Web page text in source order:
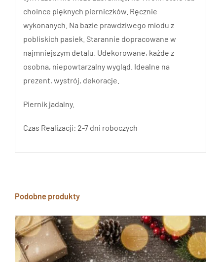
choince pięknych pierniczków. Ręcznie
wykonanych. Na bazie prawdziwego miodu z
pobliskich pasiek. Starannie dopracowane w
najmniejszym detalu. Udekorowane, każde z
osobna, niepowtarzalny wygląd. Idealne na
prezent, wystrój, dekoracje.
Piernik jadalny.
Czas Realizacji: 2-7 dni roboczych
Podobne produkty